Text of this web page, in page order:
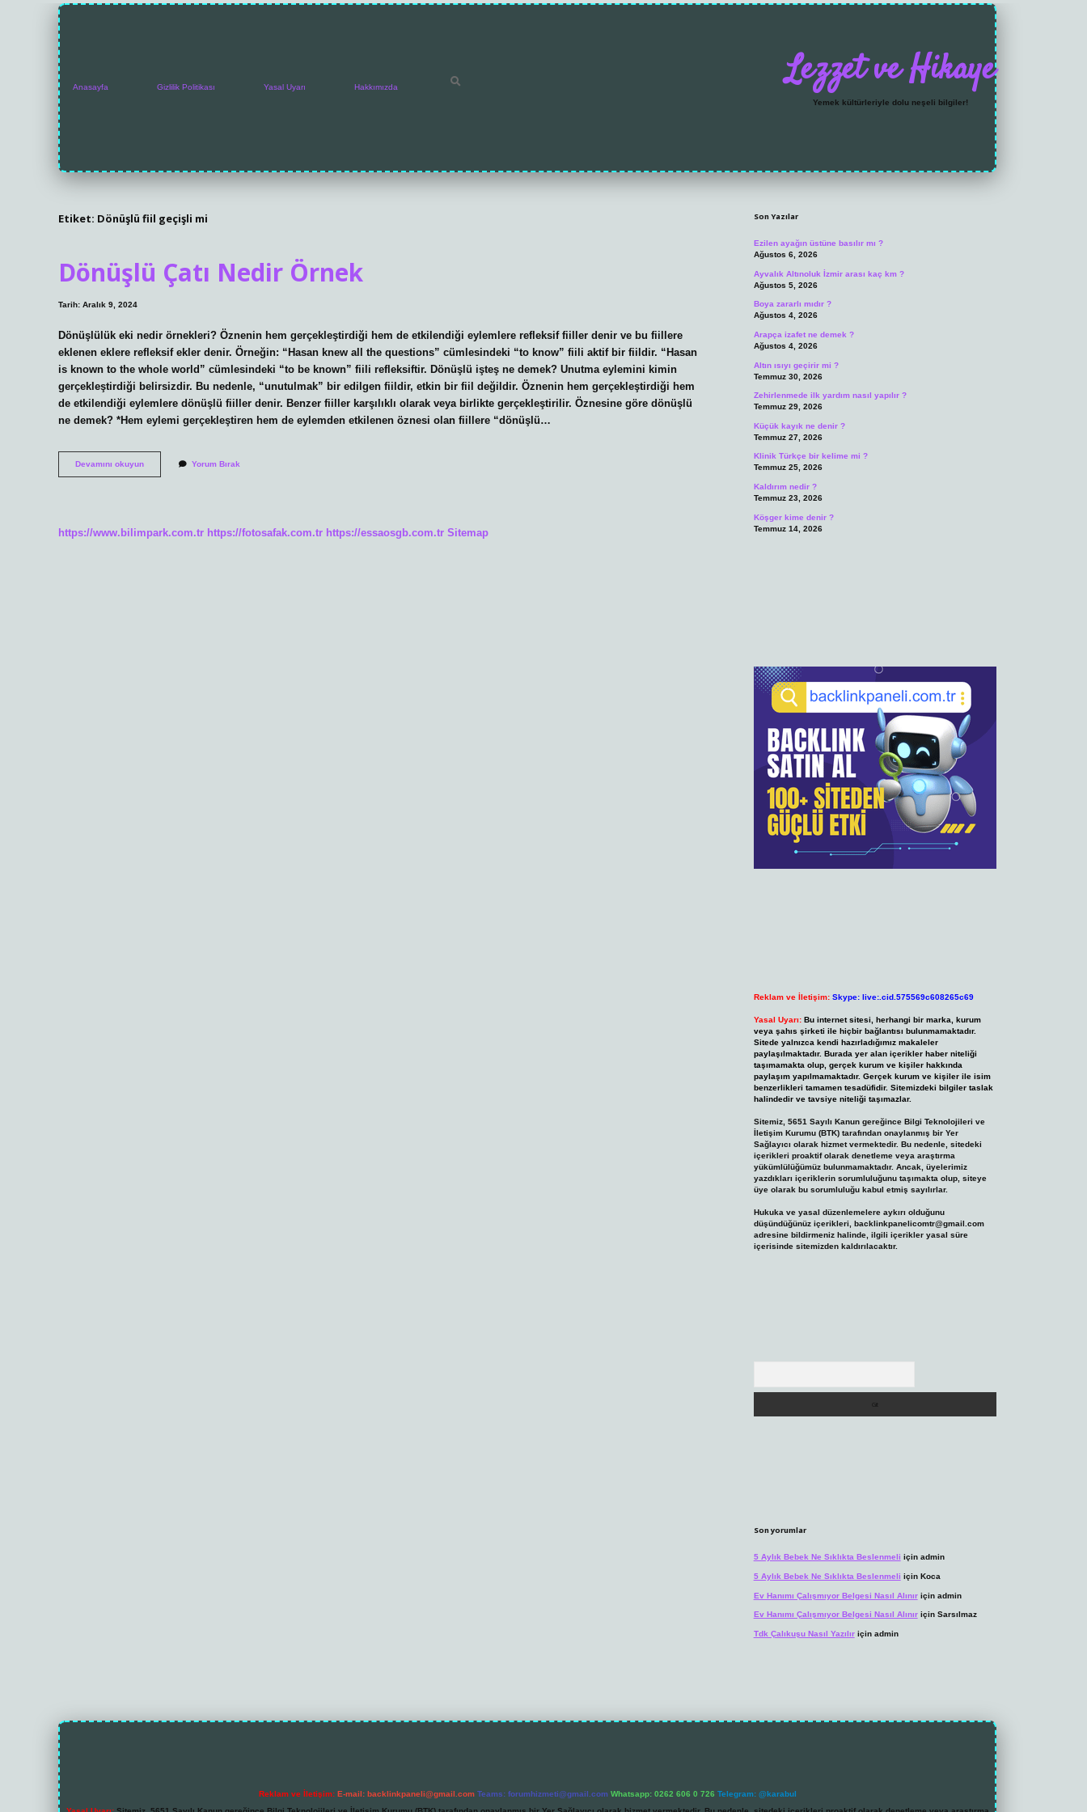
Anasayfa Gizlilik Politikası Yasal Uyarı Hakkımızda Lezzet ve Hikaye
Yemek kültürleriyle dolu neşeli bilgiler!
Etiket: Dönüşlü fiil geçişli mi
Dönüşlü Çatı Nedir Örnek
Tarih: Aralık 9, 2024
Dönüşlülük eki nedir örnekleri? Öznenin hem gerçekleştirdiği hem de etkilendiği eylemlere refleksif fiiller denir ve bu fiillere
eklenen eklere refleksif ekler denir. Örneğin: “Hasan knew all the questions” cümlesindeki “to know” fiili aktif bir fiildir. “Hasan
is known to the whole world” cümlesindeki “to be known” fiili refleksiftir. Dönüşlü işteş ne demek? Unutma eylemini kimin
gerçekleştirdiği belirsizdir. Bu nedenle, “unutulmak” bir edilgen fiildir, etkin bir fiil değildir. Öznenin hem gerçekleştirdiği hem
de etkilendiği eylemlere dönüşlü fiiller denir. Benzer fiiller karşılıklı olarak veya birlikte gerçekleştirilir. Öznesine göre dönüşlü
ne demek? *Hem eylemi gerçekleştiren hem de eylemden etkilenen öznesi olan fiillere “dönüşlü…
Devamını okuyunDönüşlü
Çatı
Yorum Bırak
https://www.bilimpark.com.tr https://fotosafak.com.tr https://essaosgb.com.tr Sitemap
Sidebar
Son Yazılar
Ezilen ayağın üstüne basılır mı ?
Ağustos 6, 2026
Ayvalık Altınoluk İzmir arası kaç km ?
Ağustos 5, 2026
Boya zararlı mıdır ?
Ağustos 4, 2026
Arapça izafet ne demek ?
Ağustos 4, 2026
Altın ısıyı geçirir mi ?
Temmuz 30, 2026
Zehirlenmede ilk yardım nasıl yapılır ?
Temmuz 29, 2026
Küçük kayık ne denir ?
Temmuz 27, 2026
Klinik Türkçe bir kelime mi ?
Temmuz 25, 2026
Kaldırım nedir ?
Temmuz 23, 2026
Köşger kime denir ?
Temmuz 14, 2026
Reklam ve İletişim: Skype: live:.cid.575569c608265c69
Yasal Uyarı: Bu internet sitesi, herhangi bir marka, kurum
veya şahıs şirketi ile hiçbir bağlantısı bulunmamaktadır.
Sitede yalnızca kendi hazırladığımız makaleler
paylaşılmaktadır. Burada yer alan içerikler haber niteliği
taşımamakta olup, gerçek kurum ve kişiler hakkında
paylaşım yapılmamaktadır. Gerçek kurum ve kişiler ile isim
benzerlikleri tamamen tesadüfidir. Sitemizdeki bilgiler taslak
halindedir ve tavsiye niteliği taşımazlar.
Sitemiz, 5651 Sayılı Kanun gereğince Bilgi Teknolojileri ve
İletişim Kurumu (BTK) tarafından onaylanmış bir Yer
Sağlayıcı olarak hizmet vermektedir. Bu nedenle, sitedeki
içerikleri proaktif olarak denetleme veya araştırma
yükümlülüğümüz bulunmamaktadır. Ancak, üyelerimiz
yazdıkları içeriklerin sorumluluğunu taşımakta olup, siteye
üye olarak bu sorumluluğu kabul etmiş sayılırlar.
Hukuka ve yasal düzenlemelere aykırı olduğunu
düşündüğünüz içerikleri, backlinkpanelicomtr@gmail.com
adresine bildirmeniz halinde, ilgili içerikler yasal süre
içerisinde sitemizden kaldırılacaktır.
Son yorumlar
5 Aylık Bebek Ne Sıklıkta Beslenmeli için admin
5 Aylık Bebek Ne Sıklıkta Beslenmeli için Koca
Ev Hanımı Çalışmıyor Belgesi Nasıl Alınıriçin admin
Ev Hanımı Çalışmıyor Belgesi Nasıl Alınıriçin Sarsılmaz
Tdk Çalıkuşu Nasıl Yazılıriçin admin
Reklam ve İletişim: E-mail: backlinkpaneli@gmail.com Teams: forumhizmeti@gmail.com Whatsapp: 0262 606 0 726 Telegram: @karabul